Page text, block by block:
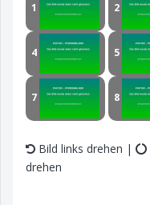
1 2
4 5
7 8
Bild links drehen |
drehen